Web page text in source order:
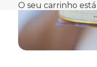
O seu carrinho está